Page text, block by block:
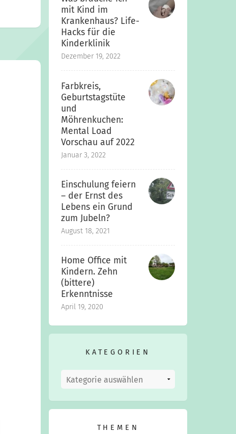
mit Kind im
Krankenhaus? Life-
Hacks für die
Kinderklinik
Dezember 19, 2022
Farbkreis,
Geburtstagstüte
und
Möhrenkuchen:
Mental Load
Vorschau auf 2022
Januar 3, 2022
Einschulung feiern
– der Ernst des
Lebens ein Grund
zum Jubeln?
August 18, 2021
Home Office mit
Kindern. Zehn
(bittere)
Erkenntnisse
April 19, 2020
KATEGORIEN
Kategorien
THEMEN